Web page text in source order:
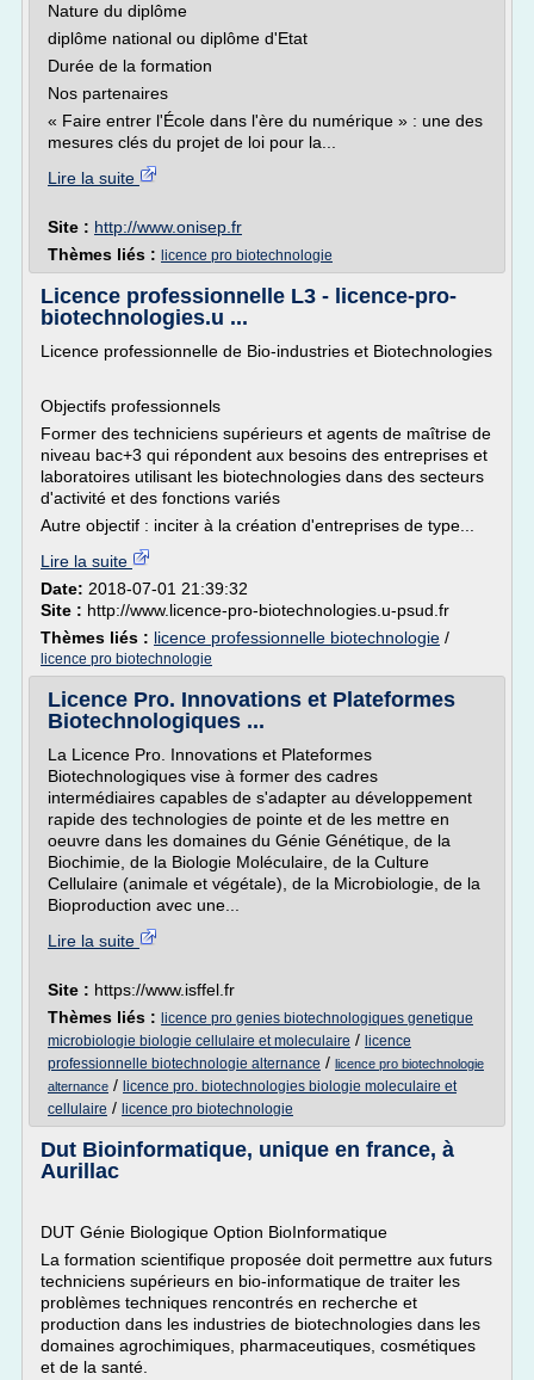
Nature du diplôme
diplôme national ou diplôme d'Etat
Durée de la formation
Nos partenaires
« Faire entrer l'École dans l'ère du numérique » : une des
mesures clés du projet de loi pour la...
Lire la suite
Site : http://www.onisep.fr
Thèmes liés : licence pro biotechnologie
Licence professionnelle L3 - licence-pro-
biotechnologies.u ...
Licence professionnelle de Bio-industries et Biotechnologies
Objectifs professionnels
Former des techniciens supérieurs et agents de maîtrise de
niveau bac+3 qui répondent aux besoins des entreprises et
laboratoires utilisant les biotechnologies dans des secteurs
d'activité et des fonctions variés
Autre objectif : inciter à la création d'entreprises de type...
Lire la suite
Date: 2018-07-01 21:39:32
Site : http://www.licence-pro-biotechnologies.u-psud.fr
Thèmes liés : licence professionnelle biotechnologie /
licence pro biotechnologie
Licence Pro. Innovations et Plateformes
Biotechnologiques ...
La Licence Pro. Innovations et Plateformes
Biotechnologiques vise à former des cadres
intermédiaires capables de s'adapter au développement
rapide des technologies de pointe et de les mettre en
oeuvre dans les domaines du Génie Génétique, de la
Biochimie, de la Biologie Moléculaire, de la Culture
Cellulaire (animale et végétale), de la Microbiologie, de la
Bioproduction avec une...
Lire la suite
Site : https://www.isffel.fr
Thèmes liés : licence pro genies biotechnologiques genetique
microbiologie biologie cellulaire et moleculaire / licence
professionnelle biotechnologie alternance / licence pro biotechnologie
alternance / licence pro. biotechnologies biologie moleculaire et
cellulaire / licence pro biotechnologie
Dut Bioinformatique, unique en france, à
Aurillac
DUT Génie Biologique Option BioInformatique
La formation scientifique proposée doit permettre aux futurs
techniciens supérieurs en bio-informatique de traiter les
problèmes techniques rencontrés en recherche et
production dans les industries de biotechnologies dans les
domaines agrochimiques, pharmaceutiques, cosmétiques
et de la santé.